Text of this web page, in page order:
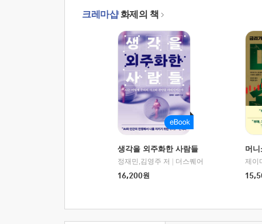
크레마샵화제의 책
생각을 외주화한 사람들
정재민,김영주 저
더스퀘어
16,200원
머